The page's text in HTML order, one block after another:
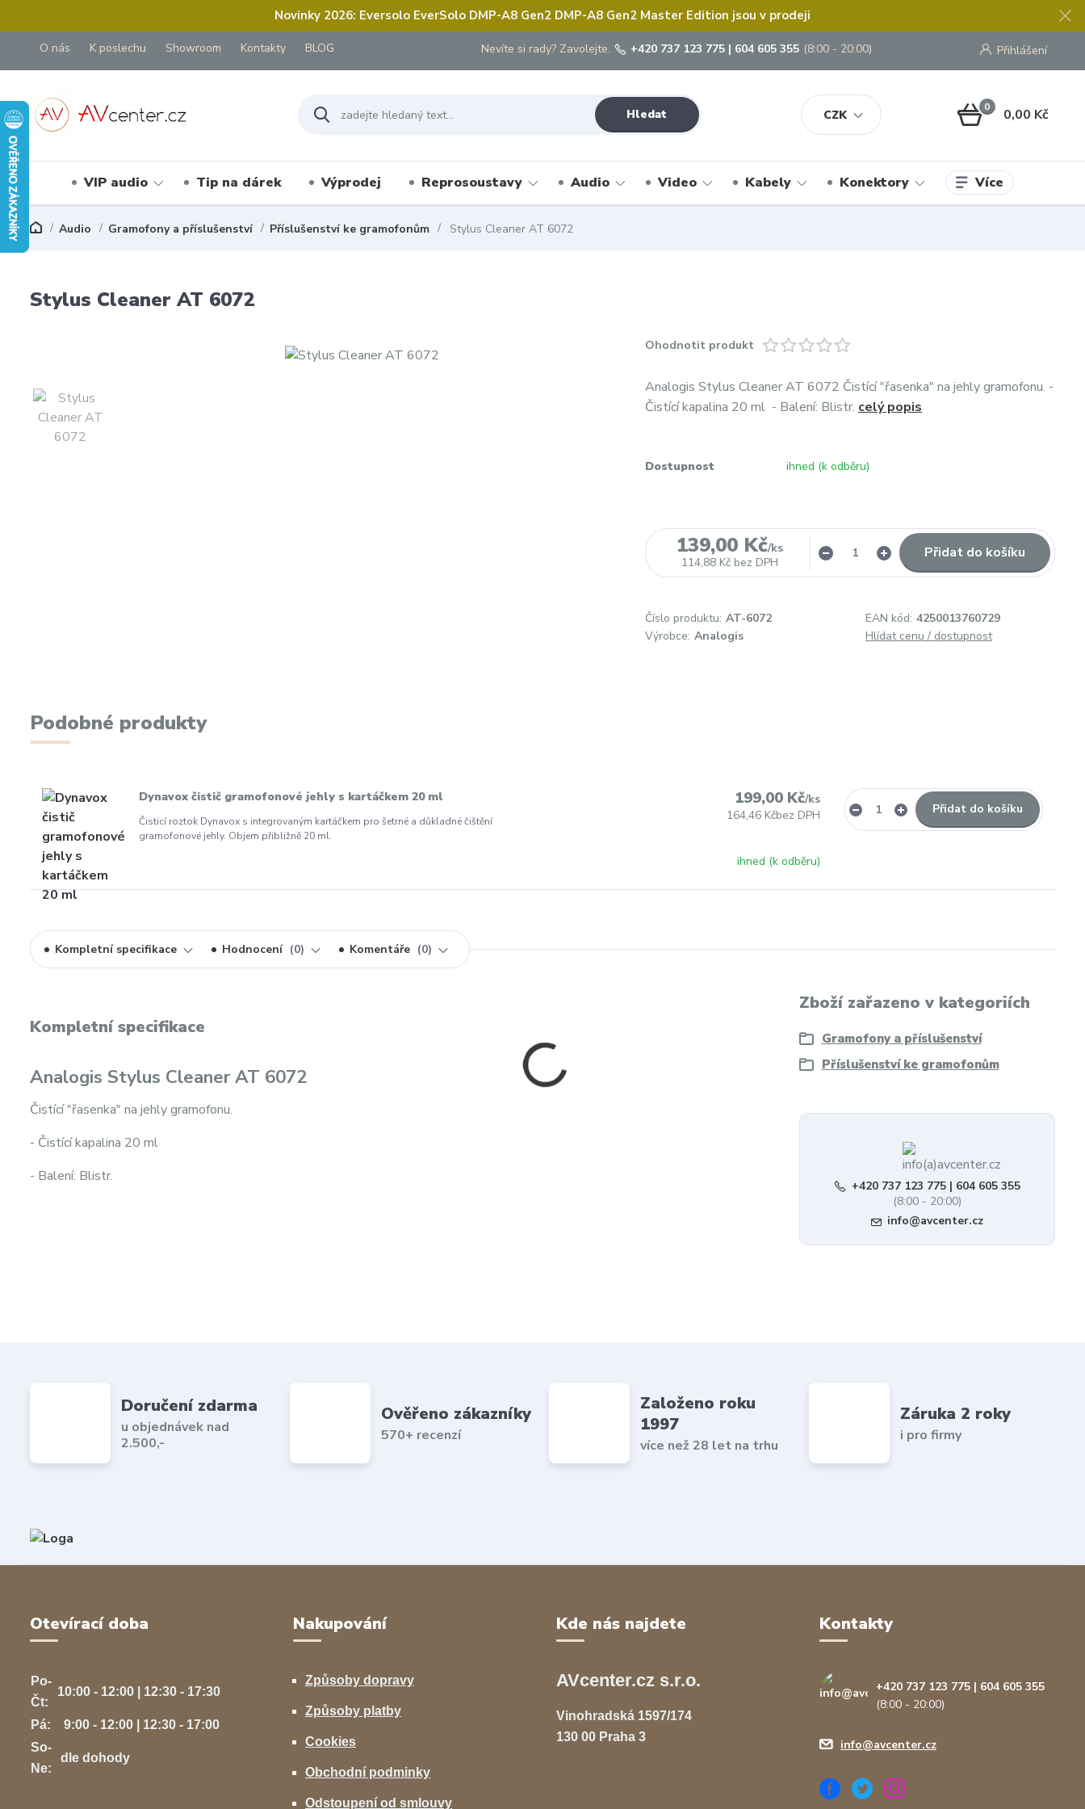
Novinky 2026: Eversolo EverSolo DMP-A8 Gen2 DMP-A8 Gen2 Master Edition jsou v prodeji
O nás K poslechu Showroom Kontakty BLOG
CZK
Přihlášení
Hledat
Nevíte si rady? Zavolejte. +420 737 123 775 | 604 605 355 (8:00 - 20:00)
0 0,00 Kč
VIP audio Tip na dárek Výprodej Reprosoustavy Audio Video Kabely Konektory Více
Audio Gramofony a příslušenství Příslušenství ke gramofonům Stylus Cleaner AT 6072
Stylus Cleaner AT 6072
Ohodnotit produkt
Analogis Stylus Cleaner AT 6072 Čistící "řasenka" na jehly gramofonu. -
Čistící kapalina 20 ml - Balení: Blistr. celý popis
Dostupnost ihned (k odběru)
139,00 Kč/ks
114,88 Kč bez DPH
Přidat do košíku
Číslo produktu: AT-6072 EAN kód: 4250013760729
Výrobce: Analogis Hlídat cenu / dostupnost
Podobné produkty
Dynavox čistič gramofonové jehly s kartáčkem 20 ml
Čisticí roztok Dynavox s integrovaným kartáčkem pro šetrné a důkladné čištění
gramofonové jehly. Objem přibližně 20 ml.
199,00 Kč/ks
164,46 Kčbez DPH
ihned (k odběru)
Přidat do košíku
Kompletní specifikace Hodnocení 0 Komentáře 0
Kompletní specifikace
Analogis Stylus Cleaner AT 6072
Čistící "řasenka" na jehly gramofonu.
- Čistící kapalina 20 ml
- Balení: Blistr.
Zboží zařazeno v kategoriích
Gramofony a příslušenství
Příslušenství ke gramofonům
+420 737 123 775 | 604 605 355
(8:00 - 20:00)
info@avcenter.cz
Doručení zdarma
u objednávek nad
2.500,-
Ověřeno zákazníky
570+ recenzí
Založeno roku
1997
více než 28 let na trhu
Záruka 2 roky
i pro firmy
Otevírací doba
Po-
Čt:
10:00 - 12:00 | 12:30 - 17:30
Pá:
9:00 - 12:00 | 12:30 - 17:00
So-
Ne:
dle dohody
Nakupování
Způsoby dopravy
Způsoby platby
Cookies
Obchodní podminky
Odstoupení od smlouvy
Kde nás najdete
AVcenter.cz s.r.o.
Vinohradská 1597/174
130 00 Praha 3
Kontakty
+420 737 123 775 | 604 605 355
(8:00 - 20:00)
info@avcenter.cz